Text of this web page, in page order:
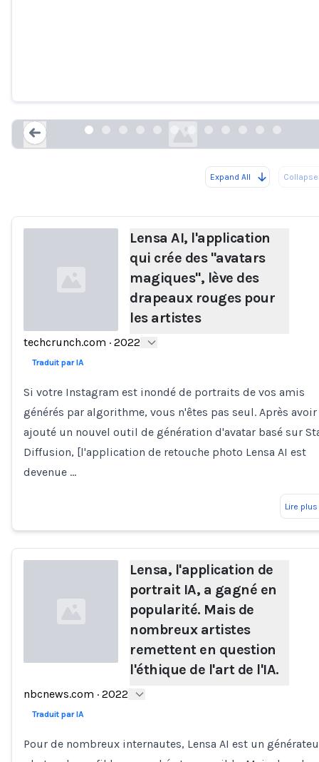
Expand All
Loading...
Lensa AI, l'application
qui crée des "avatars
magiques", lève des
drapeaux rouges pour
les artistes
techcrunch.com · 2022
Traduit par IA
Si votre Instagram est inondé de portraits de vos amis
générés par algorithme, vous n'êtes pas seul. Après avoir
ajouté un nouvel outil de génération d'avatar basé sur
Diffusion, [l'application de retouche photo Lensa AI est
devenue …
Lire plus
Loading...
Lensa, l'application de
portrait IA, a gagné en
popularité. Mais de
nombreux artistes
remettent en question
l'éthique de l'art de l'IA.
nbcnews.com · 2022
Traduit par IA
Pour de nombreux internautes, Lensa AI est un